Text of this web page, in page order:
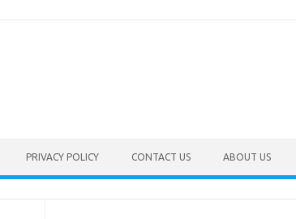
PRIVACY POLICY CONTACT US ABOUT US